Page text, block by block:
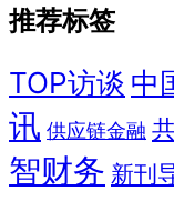
推荐标签
TOP访谈 中
讯 供应链金融
智财务 新刊